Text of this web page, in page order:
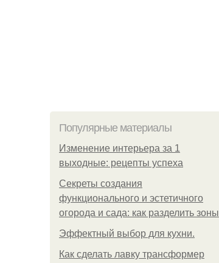
Популярные материалы
Изменение интерьера за 1
выходные: рецепты успеха
Секреты создания
функционального и эстетичного
огорода и сада: как разделить зоны
Эффектный выбор для кухни.
Как сделать лавку трансформер